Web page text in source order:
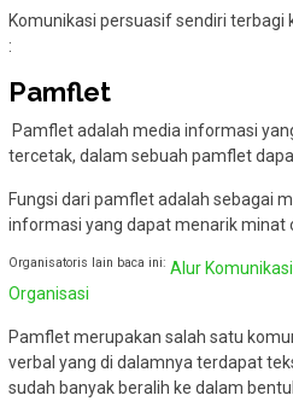
Komunikasi persuasif sendiri terbagi
:
Pamflet
Pamflet adalah media informasi
tercetak, dalam sebuah pamflet
Fungsi dari pamflet adalah sebagai
informasi yang dapat menarik minat
Organisatoris lain baca ini: Alur
Organisasi
Pamflet merupakan salah satu
verbal yang di dalamnya terdapat
sudah banyak beralih ke dalam